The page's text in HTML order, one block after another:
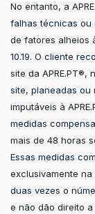
No entanto, a
falhas técnicas ou
de fatores alheios
10.19. O cliente
site da
site, planeadas ou
imputáveis à
medidas
mais de 48 horas
Essas medidas
exclusivamente
duas vezes o
e não dão direito